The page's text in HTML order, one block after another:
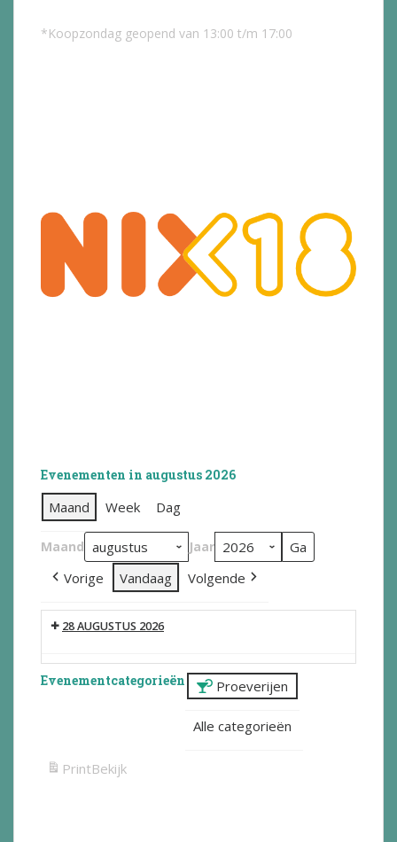
*Koopzondag geopend van 13:00 t/m 17:00
Evenementen in augustus 2026
Maand Week Dag
Maand Jaar
Vorige Vandaag Volgende
28 AUGUSTUS 2026
Evenementcategorieën Proeverijen
Alle categorieën
PrintBekijk